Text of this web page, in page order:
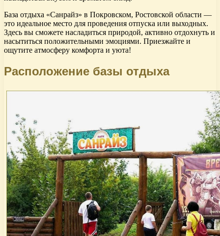
База отдыха «Санрайз» в Покровском, Ростовской области —
это идеальное место для проведения отпуска или выходных.
Здесь вы сможете насладиться природой, активно отдохнуть и
насытиться положительными эмоциями. Приезжайте и
ощутите атмосферу комфорта и уюта!
Расположение базы отдыха